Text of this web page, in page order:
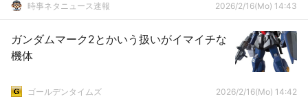
時事ネタニュース速報 2026/2/16(Mo) 14:43
ガンダムマーク2とかいう扱いがイマイチな
機体
ゴールデンタイムズ 2026/2/16(Mo) 14:42